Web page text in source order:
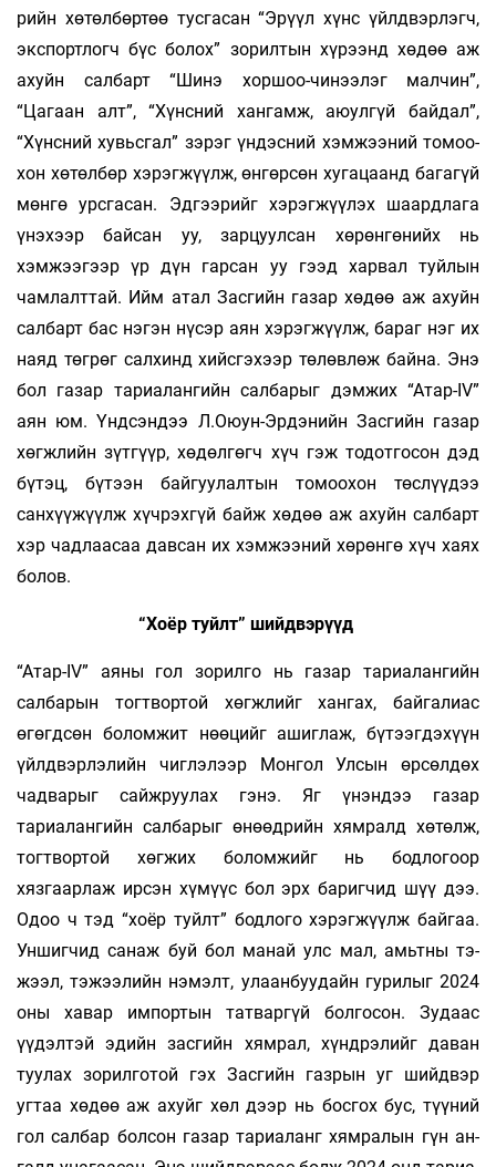
рийн хөтөлбөртөө тусгасан “Эрүүл хүнс үйлд­­вэрлэгч,
экспортлогч бүс бо­­­­­­­лох” зо­­­­­­­­­рил­­­­тын хү­­рээнд хөдөө аж
ахуйн сал­­­барт “Шинэ хор­­­­шоо-­­чинээлэг малчин”,
“Цагаан алт”, “Хүнс­­ний хангамж, аюулгүй байдал”,
“Хүнс­­­­­­­­­­ний хувьс­­гал” зэрэг үндэсний хэмжээ­­­ний то­­­­­­­­­­­моо­­­­
хон хөтөл­­бөр хэрэгжүүлж, өнгөр­­сөн ху­­­га­­­­цаанд багагүй
мөнгө урсгасан. Эдгээ­рийг хэ­­­­­рэг­­жүү­­лэх шаардлага
үнэхээр байсан уу, зар­­цуул­­сан хөрөнгөнийх нь
хэмжээгээр үр дүн гарсан уу гээд харвал туйлын
чамлалттай. Ийм атал Засгийн газар хөдөө аж ахуйн
салбарт бас нэ­­гэн нүсэр аян хэрэгжүүлж, бараг нэг их
наяд төг­рөг сал­­хинд хийсгэхээр төлөвлөж байна. Энэ
бол га­зар тариалангийн салбарыг дэмжих “Атар-IV”
аян юм. Үндсэндээ Л.Оюун-Эрдэнийн Зас­­­гийн га­­­­­­зар
хөгжлийн зүтгүүр, хөдөлгөгч хүч гэж то­дот­­­госон дэд
бүтэц, бүтээн байгуулалтын то­­моо­­­хон төслүүдээ
санхүүжүүлж хүчрэхгүй байж хө­­­­дөө аж ахуйн салбарт
хэр чадлаасаа дав­­­­­­­сан их хэмжээний хөрөнгө хүч хаях
болов.
“Хоёр туйлт” шийдвэрүүд
“Атар-IV” аяны гол зорилго нь газар тариа­­лан­­­гийн
салбарын тогтвортой хөгжлийг хан­­­­­­гах, бай­­галиас
өгөгдсөн боломжит нөөцийг ашиг­­­­­лаж, бүтээгдэхүүн
үйлдвэрлэлийн чиглэ­­­­­лээр Монгол Улсын өрсөлдөх
чадварыг сайжруу­­лах гэнэ. Яг үнэндээ газар
тариалангийн салба­­­рыг өнөөдрийн хямралд хөтөлж,
тогтвортой хөг­жих боломжийг нь бодлогоор
хязгаарлаж ир­­­­­сэн хү­­­­­мүүс бол эрх баригчид шүү дээ.
Одоо ч тэд “хоёр туйлт” бодлого хэрэгжүүлж байгаа.
Ун­­­­шиг­­­­­­­чид санаж буй бол манай улс мал, амьтны тэ­­­­
жээл, тэжээлийн нэмэлт, улаанбуудайн гу­­ри­лыг 2024
оны хавар импортын татваргүй бол­­­­госон. Зудаас
үүдэлтэй эдийн засгийн хям­­­­рал, хүнд­­­­рэлийг даван
туулах зорилготой гэх Зас­­­­­­гийн газрын уг шийдвэр
угтаа хөдөө аж ахуйг хөл дээр нь босгох бус, түүний
гол сал­­бар бол­­­­сон газар тариаланг хямралын гүн ан­­­